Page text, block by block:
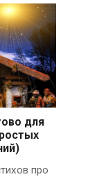
для
про